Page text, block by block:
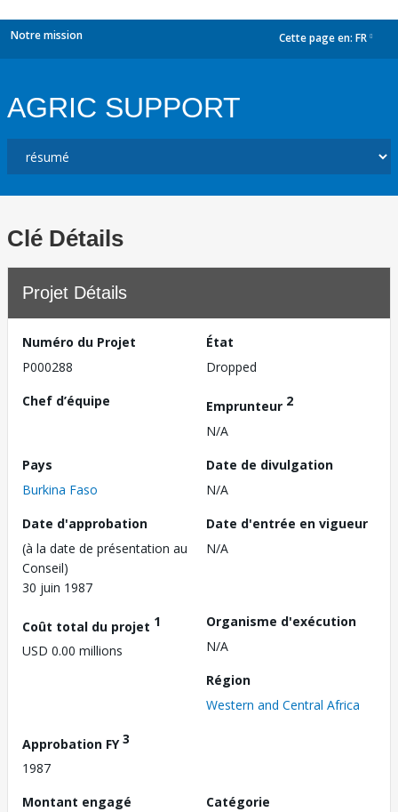
Notre mission Cette page en: FR
AGRIC SUPPORT
Clé Détails
Projet Détails
Numéro du Projet
P000288
État
Dropped
Chef d’équipe
Emprunteur 2
N/A
Pays
Burkina Faso
Date de divulgation
N/A
Date d'approbation
(à la date de présentation au
Conseil)
30 juin 1987
Date d'entrée en vigueur
N/A
Coût total du projet 1
USD 0.00 millions
Organisme d'exécution
N/A
Région
Western and Central Africa
Approbation FY3
1987
Montant engagé
Catégorie